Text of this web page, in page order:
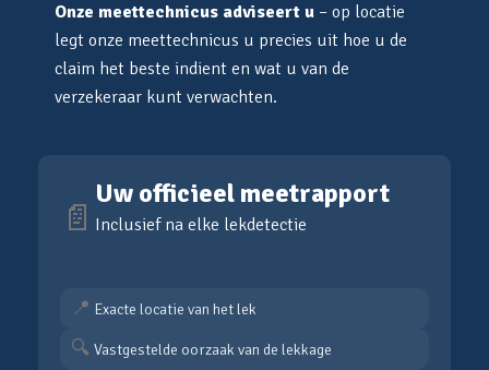
Onze meettechnicus adviseert u – op locatie
legt onze meettechnicus u precies uit hoe u de
claim het beste indient en wat u van de
verzekeraar kunt verwachten.
📄
Uw officieel meetrapport
Inclusief na elke lekdetectie
📍 Exacte locatie van het lek
🔍 Vastgestelde oorzaak van de lekkage